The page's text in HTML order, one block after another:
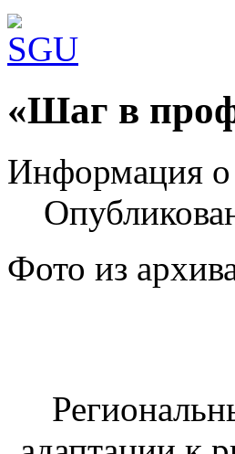
Шаблоны Joomla 3 здесь: http://
«Шаг в
Информация о
Фото из